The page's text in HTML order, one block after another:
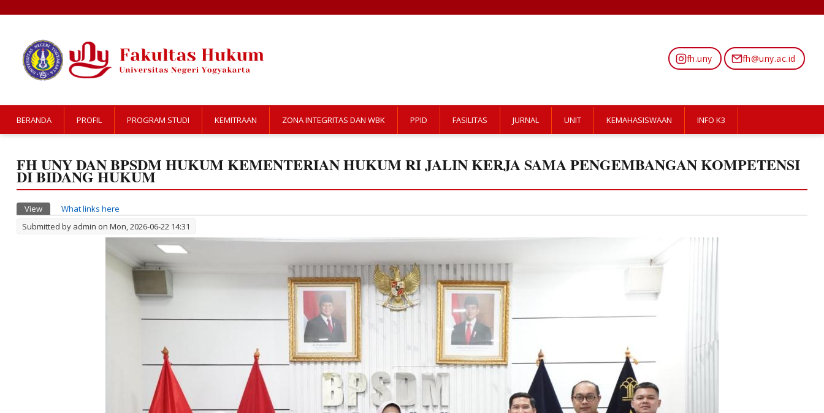
fh.uny fh@uny.ac.id
BERANDA PROFIL PROGRAM STUDI KEMITRAAN ZONA INTEGRITAS DAN WBK PPID FASILITAS JURNAL UNIT KEMAHASISWAAN INFO K3
FH UNY DAN BPSDM HUKUM KEMENTERIAN HUKUM RI JALIN KERJA SAMA PENGEMBANGAN KOMPETENSI
DI BIDANG HUKUM
Primary tabs
View (active tab)
What links here
Submitted by admin on Mon, 2026-06-22 14:31